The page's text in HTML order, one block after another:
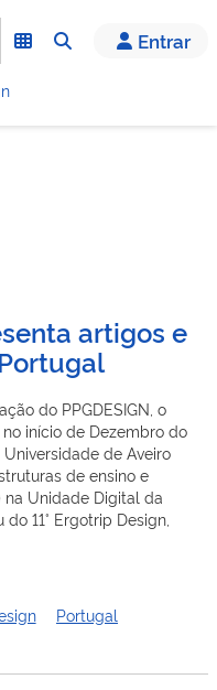
Entrar
artigos e
do PPGDESIGN, o
início de Dezembro do
de Aveiro
de ensino e
na Unidade Digital da
11° Ergotrip Design,
Portugal